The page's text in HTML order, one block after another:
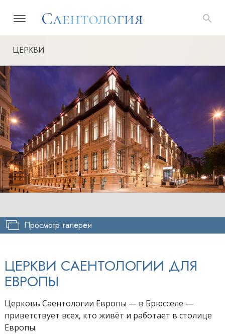
ЦЕРКВИ
Просмотр галереи
ЦЕРКВИ САЕНТОЛОГИИ ДЛЯ
ЕВРОПЫ
Церковь Саентологии Европы — в Брюсселе —
приветствует всех, кто живёт и работает в столице
Европы.